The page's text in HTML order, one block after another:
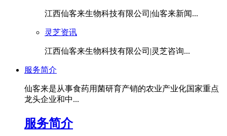
江西仙客来生物科技有限公司|仙客来新闻...
灵芝资讯
江西仙客来生物科技有限公司|灵芝咨询...
服务简介
仙客来是从事食药用菌研育产销的农业产业化国家重点
龙头企业和中...
服务简介